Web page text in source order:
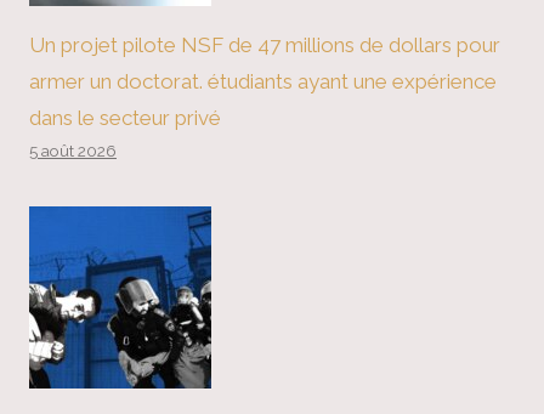
Un projet pilote NSF de 47 millions de dollars pour
armer un doctorat. étudiants ayant une expérience
dans le secteur privé
5 août 2026